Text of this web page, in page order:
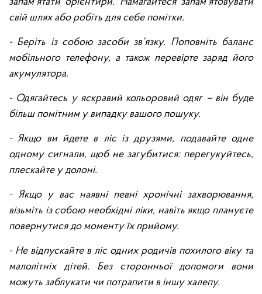
свій шлях або робіть для себе помітки.
- Беріть із собою засоби зв’язку. Поповніть баланс
мобільного телефону, а також перевірте заряд його
акумулятора.
- Одягайтесь у яскравий кольоровий одяг – він буде
більш помітним у випадку вашого пошуку.
- Якщо ви йдете в ліс із друзями, подавайте одне
одному сигнали, щоб не загубитися: перегукуйтесь,
плескайте у долоні.
- Якщо у вас наявні певні хронічні захворювання,
візьміть із собою необхідні ліки, навіть якщо плануєте
повернутися до моменту їх прийому.
- Не відпускайте в ліс одних родичів похилого віку та
малолітніх дітей. Без сторонньої допомоги вони
можуть заблукати чи потрапити в іншу халепу.